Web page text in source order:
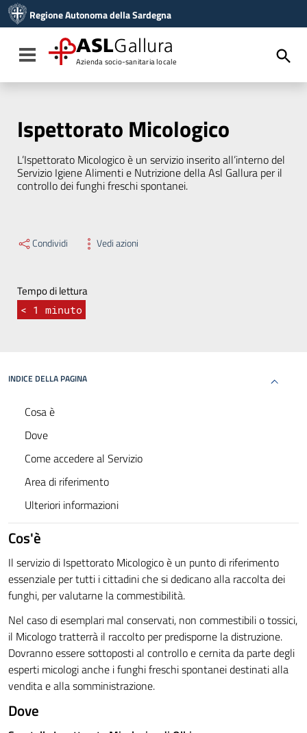
Vai al menu di navigazione
Vai al footer
Regione Autonoma della Sardegna
Toggle navigation
ASLGallura
Azienda socio-sanitaria locale
Ispettorato Micologico
L’Ispettorato Micologico è un servizio inserito all’interno del
Servizio Igiene Alimenti e Nutrizione della Asl Gallura per il
controllo dei funghi freschi spontanei.
Condividi Vedi azioni
Tempo di lettura
< 1 minuto
INDICE DELLA PAGINA
Cosa è
Dove
Come accedere al Servizio
Area di riferimento
Ulteriori informazioni
Cos'è
Il servizio di Ispettorato Micologico è un punto di riferimento
essenziale per tutti i cittadini che si dedicano alla raccolta dei
funghi, per valutarne la commestibilità.
Nel caso di esemplari mal conservati, non commestibili o tossici,
il Micologo tratterrà il raccolto per predisporne la distruzione.
Dovranno essere sottoposti al controllo e cernita da parte degli
esperti micologi anche i funghi freschi spontanei destinati alla
vendita e alla somministrazione.
Dove